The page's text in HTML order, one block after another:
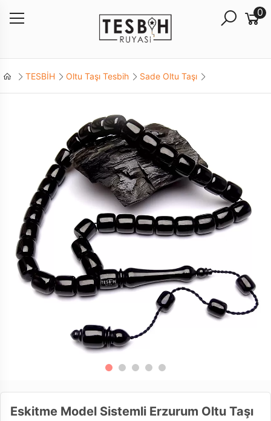
0
TESBİH Oltu Taşı Tesbih Sade Oltu Taşı
Eskitme Model Sistemli Erzurum Oltu Taşı